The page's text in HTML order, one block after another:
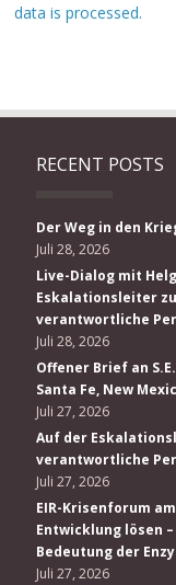
data is processed.
RECENT POSTS
Der Weg in den
Juli 28, 2026
Live-Dialog mit
Eskalationsleiter
verantwortliche
Juli 28, 2026
Offener Brief an
Santa Fe, New
Juli 27, 2026
Auf der
verantwortliche
Juli 27, 2026
EIR-Krisenforum
Entwicklung lösen
Bedeutung der
Juli 27, 2026